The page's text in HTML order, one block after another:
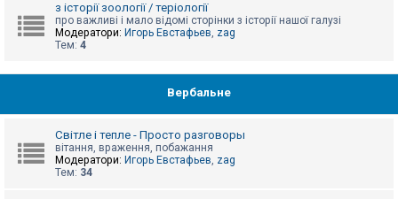
з історії зоології / теріології
про важливі і мало відомі сторінки з історії нашої галузі
Модератори: Игорь Евстафьев, zag
Тем: 4
Вербальне
Світле і тепле - Просто разговоры
вітання, враження, побажання
Модератори: Игорь Евстафьев, zag
Тем: 34